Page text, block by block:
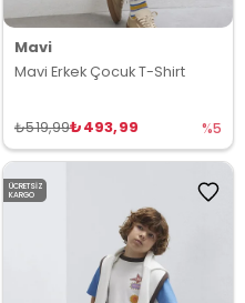
Mavi
Mavi Erkek Çocuk T-Shirt
₺493,99
₺519,99 %5
ÜCRETSIZ
KARGO